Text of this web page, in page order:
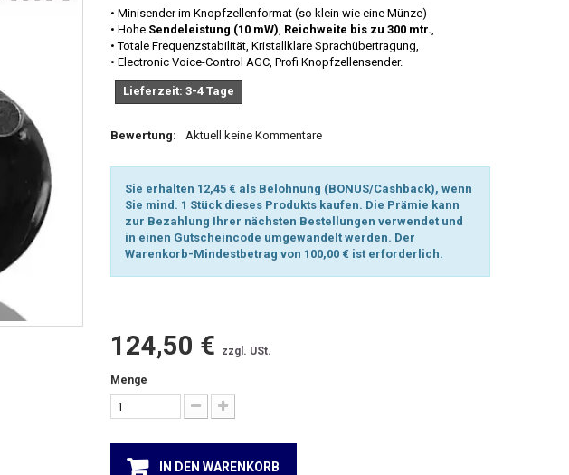
• Minisender im Knopfzellenformat (so klein wie eine Münze)
• Hohe Sendeleistung (10 mW), Reichweite bis zu 300 mtr.,
• Totale Frequenzstabilität, Kristallklare Sprachübertragung,
• Electronic Voice-Control AGC, Profi Knopfzellensender.
Lieferzeit: 3-4 Tage
Bewertung: Aktuell keine Kommentare
Sie erhalten 12,45 € als Belohnung (BONUS/Cashback), wenn
Sie mind. 1 Stück dieses Produkts kaufen. Die Prämie kann
zur Bezahlung Ihrer nächsten Bestellungen verwendet und
in einen Gutscheincode umgewandelt werden. Der
Warenkorb-Mindestbetrag von 100,00 € ist erforderlich.
124,50 € zzgl. USt.
Menge
IN DEN WARENKORB